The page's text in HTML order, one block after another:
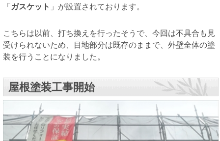
「 ガスケット 」が設置されております。
こちらは以前、打ち換えを行ったそうで、今回は不具合も見
受けられないため、目地部分は既存のままで、外壁全体の塗
装を行うことになりました。
屋根塗装工事開始